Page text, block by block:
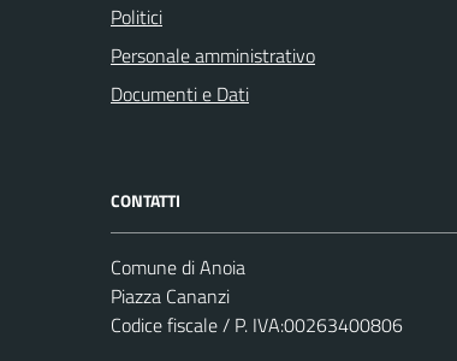
Politici
Personale amministrativo
Documenti e Dati
CONTATTI
Comune di Anoia
Piazza Cananzi
Codice fiscale / P. IVA:00263400806